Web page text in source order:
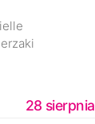
28 sierpnia